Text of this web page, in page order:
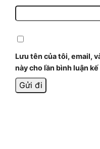
Lưu tên của tôi, email,
này cho lần bình luận